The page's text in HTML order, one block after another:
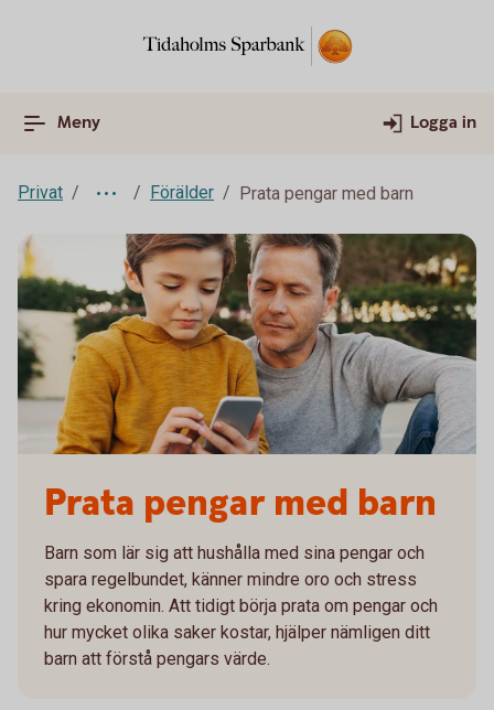
Meny Logga in
Privat Förälder Prata pengar med barn
Prata pengar med barn
Barn som lär sig att hushålla med sina pengar och
spara regelbundet, känner mindre oro och stress
kring ekonomin. Att tidigt börja prata om pengar och
hur mycket olika saker kostar, hjälper nämligen ditt
barn att förstå pengars värde.